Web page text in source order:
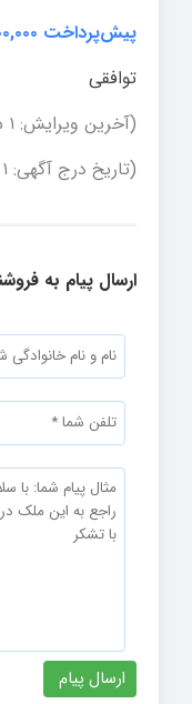
پیش‌پرداخت ۲۰,۰۰۰,۰۰۰,۰۰۰ تومان
توافقی
(آخرین ویرایش: ۱ سال و ۲ ماه و ۱۶ روز قبل)
(تاریخ درج آگهی: ۱ سال و ۲ ماه و ۱۵ روز قبل )
ارسال پیام به